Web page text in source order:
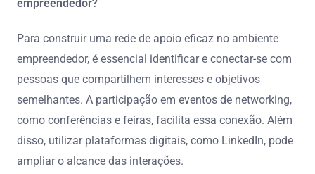
empreendedor?
Para construir uma rede de apoio eficaz no ambiente
empreendedor, é essencial identificar e conectar-se com
pessoas que compartilhem interesses e objetivos
semelhantes. A participação em eventos de networking,
como conferências e feiras, facilita essa conexão. Além
disso, utilizar plataformas digitais, como LinkedIn, pode
ampliar o alcance das interações.